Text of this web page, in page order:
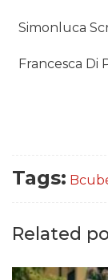
Simonluca
Francesca Di
Tags:
Related